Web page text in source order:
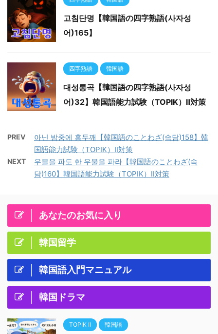
고침단명【韓国語の四字熟語(사자성
어)165】
四字熟語 韓国語
대성통곡【韓国語の四字熟語(사자성
어)32】韓国語能力試験（TOPIK）Ⅱ対策
PREV
아닌 밤중에 홍두깨【韓国語のことわざ(속담)158】韓
国語能力試験（TOPIK）Ⅱ対策
NEXT
우물을 파도 한 우물을 파라【韓国語のことわざ(속
담)160】韓国語能力試験（TOPIK）Ⅱ対策
あなたのお気に入り
韓国留学
韓国語入門マニュアル
韓国ドラマ
TOPIK II 韓国語